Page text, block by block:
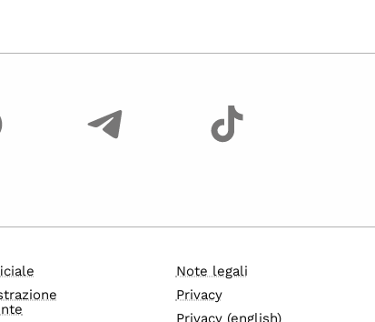
Note legali
Privacy
Privacy (english)